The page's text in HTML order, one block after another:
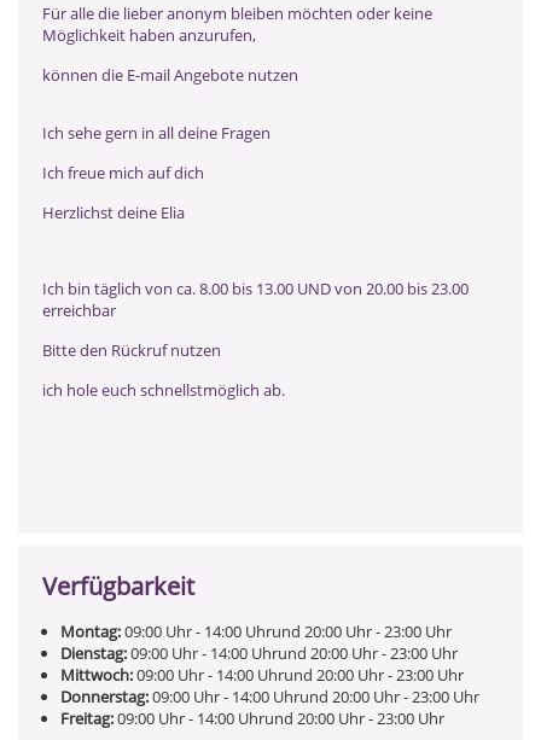
Für alle die lieber anonym bleiben möchten oder keine
Möglichkeit haben anzurufen,
können die E-mail Angebote nutzen
Ich sehe gern in all deine Fragen
Ich freue mich auf dich
Herzlichst deine Elia
Ich bin täglich von ca. 8.00 bis 13.00 UND von 20.00 bis 23.00
erreichbar
Bitte den Rückruf nutzen
ich hole euch schnellstmöglich ab.
Verfügbarkeit
Montag:09:00 Uhr- 14:00 Uhrund 20:00 Uhr- 23:00 Uhr
Dienstag:09:00 Uhr- 14:00 Uhrund 20:00 Uhr- 23:00 Uhr
Mittwoch:09:00 Uhr- 14:00 Uhrund 20:00 Uhr- 23:00 Uhr
Donnerstag:09:00 Uhr- 14:00 Uhrund 20:00 Uhr- 23:00 Uhr
Freitag:09:00 Uhr- 14:00 Uhrund 20:00 Uhr- 23:00 Uhr